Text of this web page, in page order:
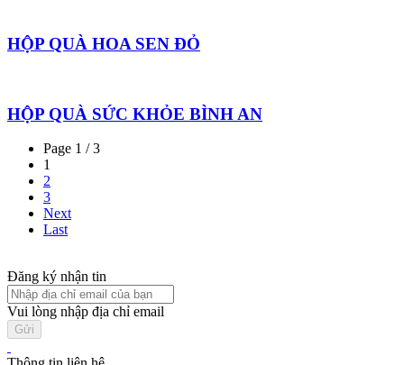
HỘP QUÀ HOA SEN ĐỎ
HỘP QUÀ SỨC KHỎE BÌNH AN
Page 1 / 3
1
2
3
Next
Last
Đăng ký nhận tin
Vui lòng nhập địa chỉ email